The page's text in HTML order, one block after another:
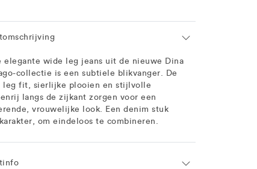
elegante wide leg jeans uit de nieuwe Dina
collectie is een subtiele blikvanger. De
leg fit, sierlijke plooien en stijlvolle
langs de zijkant zorgen voor een
vrouwelijke look. Een denim stuk
om eindeloos te combineren.